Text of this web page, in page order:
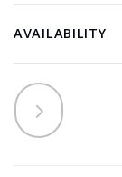
AVAILABILITY